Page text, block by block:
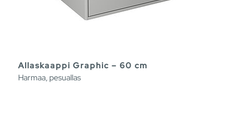
Allaskaappi Graphic – 60 cm
Harmaa, pesuallas